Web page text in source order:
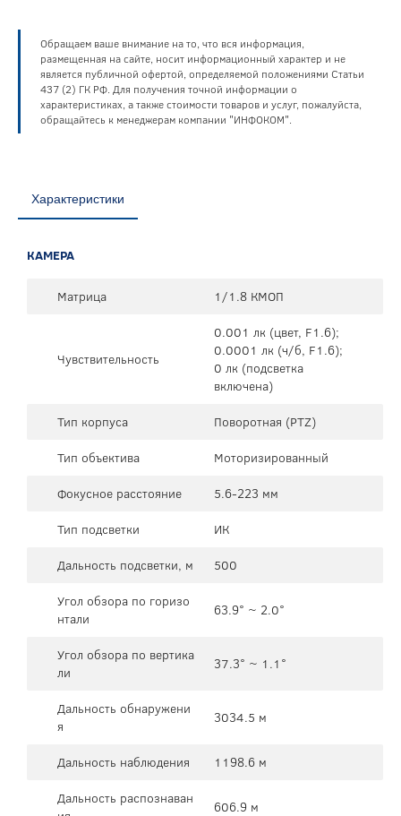
Обращаем ваше внимание на то, что вся информация,
размещенная на сайте, носит информационный характер и не
является публичной офертой, определяемой положениями Статьи
437 (2) ГК РФ. Для получения точной информации о
характеристиках, а также стоимости товаров и услуг, пожалуйста,
обращайтесь к менеджерам компании "ИНФОКОМ".
Характеристики
КАМЕРА
Матрица 1/1.8 КМОП
Чувствительность
0.001 лк (цвет, F1.6);
0.0001 лк (ч/б, F1.6);
0 лк (подсветка
включена)
Тип корпуса
Поворотная (PTZ)
Тип объектива
Моторизированный
Фокусное расстояние
5.6-223 мм
Тип подсветки
ИК
Дальность подсветки, м
500
Угол обзора по горизо
нтали
63.9° ~ 2.0°
Угол обзора по вертика
ли
37.3° ~ 1.1°
Дальность обнаружени
я
3034.5 м
Дальность наблюдения
1198.6 м
Дальность распознаван
606.9 м